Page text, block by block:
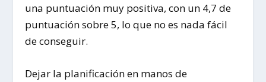
una puntuación muy positiva, con un 4,7 de
puntuación sobre 5, lo que no es nada fácil
de conseguir.
Dejar la planificación en manos de